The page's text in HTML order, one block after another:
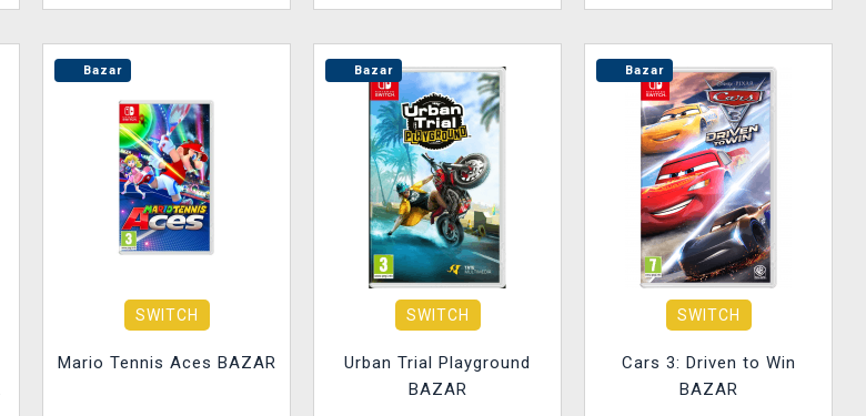
Bazar
SWITCH
Mario Tennis Aces BAZAR
Bazar
SWITCH
Urban Trial Playground
BAZAR
Bazar
SWITCH
Cars 3: Driven to Win
BAZAR